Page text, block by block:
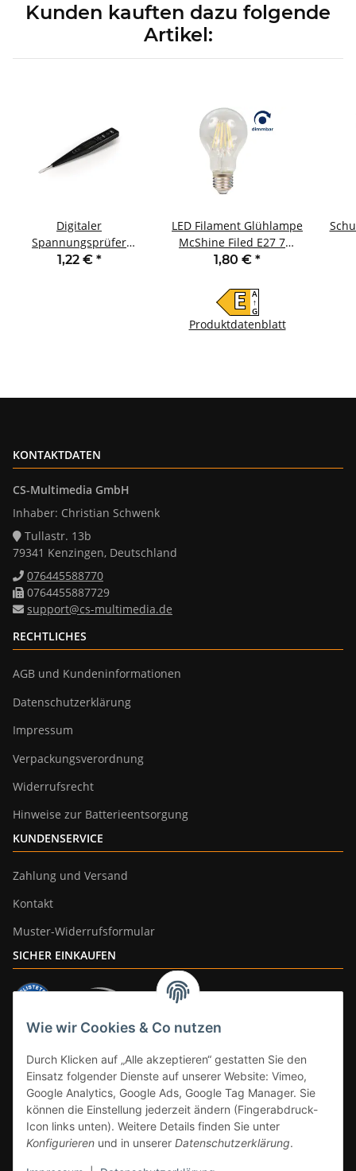
Wie wir Cookies & Co nutzen
Durch Klicken auf „Alle akzeptieren“ gestatten Sie den
Einsatz folgender Dienste auf unserer Website: Vimeo,
Google Analytics, Google Ads, Google Tag Manager. Sie
können die Einstellung jederzeit ändern (Fingerabdruck-
Icon links unten). Weitere Details finden Sie unter
Konfigurieren und in unserer Datenschutzerklärung.
Kunden kauften dazu folgende
Artikel:
Digitaler
Spannungsprüfer
McPower Ergo-250 12-
1,22 € *
LED Filament Glühlampe
McShine Filed E27 7W
820 lm warmweiß
1,80 € *
E A
↑
G
Produktdatenblatt
KONTAKTDATEN
CS-Multimedia GmbH
Inhaber: Christian Schwenk
Tullastr. 13b
79341 Kenzingen, Deutschland
076445588770
0764455887729
support@cs-multimedia.de
RECHTLICHES
AGB und Kundeninformationen
Datenschutzerklärung
Impressum
Verpackungsverordnung
Widerrufsrecht
Hinweise zur Batterieentsorgung
KUNDENSERVICE
Zahlung und Versand
Kontakt
Muster-Widerrufsformular
SICHER EINKAUFEN